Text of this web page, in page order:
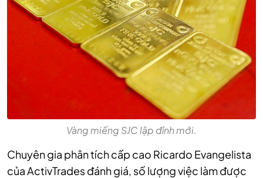
Vàng miếng SJC lập đỉnh mới.
Chuyên gia phân tích cấp cao Ricardo Evangelista
của ActivTrades đánh giá, số lượng việc làm được